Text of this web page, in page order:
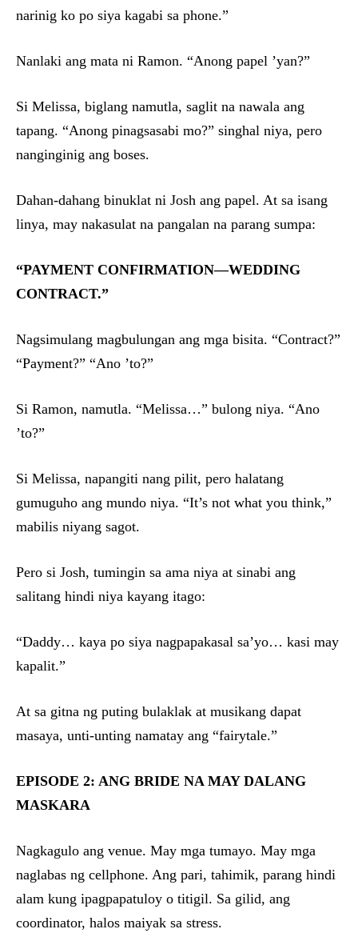
narinig ko po siya kagabi sa phone.”
Nanlaki ang mata ni Ramon. “Anong papel ’yan?”
Si Melissa, biglang namutla, saglit na nawala ang
tapang. “Anong pinagsasabi mo?” singhal niya, pero
nanginginig ang boses.
Dahan-dahang binuklat ni Josh ang papel. At sa isang
linya, may nakasulat na pangalan na parang sumpa:
“PAYMENT CONFIRMATION—WEDDING
CONTRACT.”
Nagsimulang magbulungan ang mga bisita. “Contract?”
“Payment?” “Ano ’to?”
Si Ramon, namutla. “Melissa…” bulong niya. “Ano
’to?”
Si Melissa, napangiti nang pilit, pero halatang
gumuguho ang mundo niya. “It’s not what you think,”
mabilis niyang sagot.
Pero si Josh, tumingin sa ama niya at sinabi ang
salitang hindi niya kayang itago:
“Daddy… kaya po siya nagpapakasal sa’yo… kasi may
kapalit.”
At sa gitna ng puting bulaklak at musikang dapat
masaya, unti-unting namatay ang “fairytale.”
EPISODE 2: ANG BRIDE NA MAY DALANG
MASKARA
Nagkagulo ang venue. May mga tumayo. May mga
naglabas ng cellphone. Ang pari, tahimik, parang hindi
alam kung ipagpapatuloy o titigil. Sa gilid, ang
coordinator, halos maiyak sa stress.